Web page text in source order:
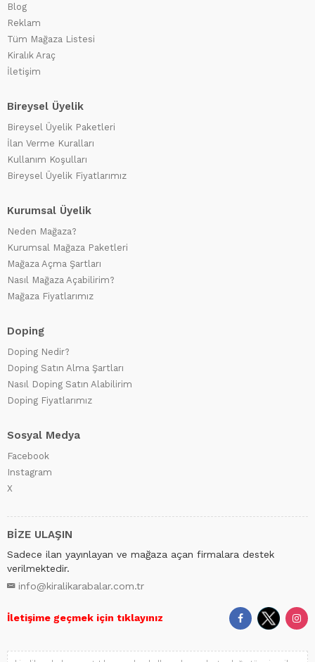
Blog
Reklam
Tüm Mağaza Listesi
Kiralık Araç
İletişim
Bireysel Üyelik
Bireysel Üyelik Paketleri
İlan Verme Kuralları
Kullanım Koşulları
Bireysel Üyelik Fiyatlarımız
Kurumsal Üyelik
Neden Mağaza?
Kurumsal Mağaza Paketleri
Mağaza Açma Şartları
Nasıl Mağaza Açabilirim?
Mağaza Fiyatlarımız
Doping
Doping Nedir?
Doping Satın Alma Şartları
Nasıl Doping Satın Alabilirim
Doping Fiyatlarımız
Sosyal Medya
Facebook
Instagram
X
BİZE ULAŞIN
Sadece ilan yayınlayan ve mağaza açan firmalara destek
verilmektedir.
info@kiralikarabalar.com.tr
İletişime geçmek için tıklayınız